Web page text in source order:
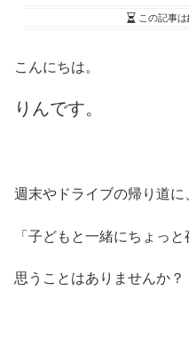
この記事は
こんにちは。
りんです。
週末やドライブの帰り道に
「子どもと一緒にちょっ
思うことはありませんか？